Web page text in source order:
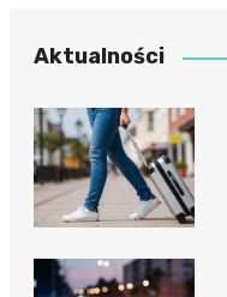
miasta
Policja
Aktualności